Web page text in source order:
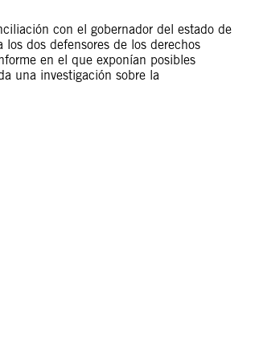
con el gobernador del estado de
dos defensores de los derechos
en el que exponían posibles
una investigación sobre la